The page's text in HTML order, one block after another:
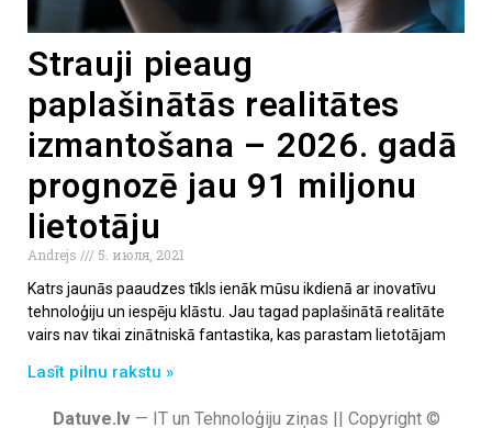
Strauji pieaug
paplašinātās realitātes
izmantošana – 2026. gadā
prognozē jau 91 miljonu
lietotāju
Andrejs
5. июля, 2021
Katrs jaunās paaudzes tīkls ienāk mūsu ikdienā ar inovatīvu
tehnoloģiju un iespēju klāstu. Jau tagad paplašinātā realitāte
vairs nav tikai zinātniskā fantastika, kas parastam lietotājam
Lasīt pilnu rakstu »
Datuve.lv— IT un Tehnoloģiju ziņas || Copyright ©